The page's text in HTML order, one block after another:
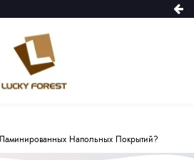
Напольных Покрытий?